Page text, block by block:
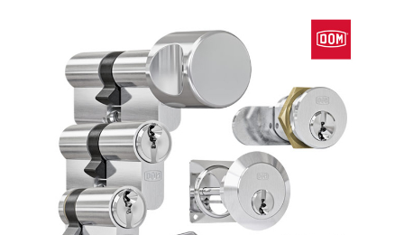
Nachbestellung DOM rs Sirius (RS7SI) #89783
80,48 €
vč. 19% DPH,beznákladů na dopravu
- +
Dodací lhůta: 2-4 Wochen